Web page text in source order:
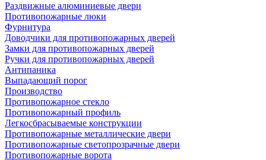
Раздвижные алюминиевые двери
Противопожарные люки
Фурнитура
Доводчики для противопожарных дверей
Замки для противопожарных дверей
Ручки для противопожарных дверей
Антипаника
Выпадающий порог
Производство
Противопожарное стекло
Противопожарный профиль
Легкосбрасываемые конструкции
Противопожарные металлические двери
Противопожарные светопрозрачные двери
Противопожарные ворота